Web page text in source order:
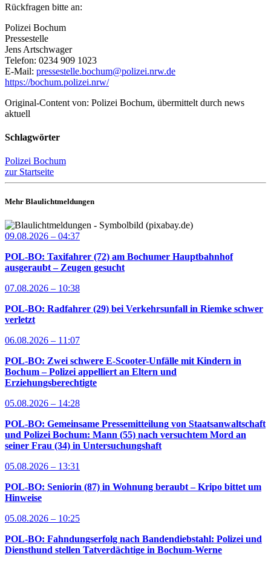
Rückfragen bitte an:
Polizei Bochum
Pressestelle
Jens Artschwager
Telefon: 0234 909 1023
E-Mail: pressestelle.bochum@polizei.nrw.de
https://bochum.polizei.nrw/
Original-Content von: Polizei Bochum, übermittelt durch news
aktuell
Schlagwörter
Polizei Bochum
zur Startseite
Mehr Blaulichtmeldungen
09.08.2026 – 04:37
POL-BO: Taxifahrer (72) am Bochumer Hauptbahnhof
ausgeraubt – Zeugen gesucht
07.08.2026 – 10:38
POL-BO: Radfahrer (29) bei Verkehrsunfall in Riemke schwer
verletzt
06.08.2026 – 11:07
POL-BO: Zwei schwere E-Scooter-Unfälle mit Kindern in
Bochum – Polizei appelliert an Eltern und
Erziehungsberechtigte
05.08.2026 – 14:28
POL-BO: Gemeinsame Pressemitteilung von Staatsanwaltschaft
und Polizei Bochum: Mann (55) nach versuchtem Mord an
seiner Frau (34) in Untersuchungshaft
05.08.2026 – 13:31
POL-BO: Seniorin (87) in Wohnung beraubt – Kripo bittet um
Hinweise
05.08.2026 – 10:25
POL-BO: Fahndungserfolg nach Bandendiebstahl: Polizei und
Diensthund stellen Tatverdächtige in Bochum-Werne